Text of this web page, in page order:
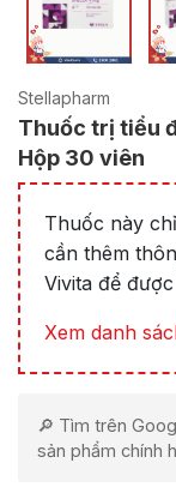
Stellapharm
Thuốc trị tiểu
Hộp 30 viên
Thuốc này
cần thêm
Vivita để
Xem danh
🔎 Tìm trên
sản phẩm chính